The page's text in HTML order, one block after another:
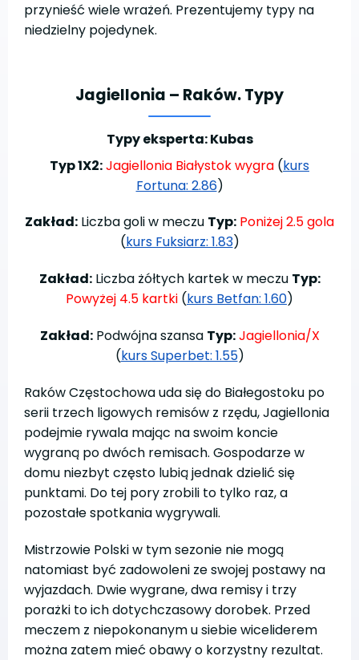
przynieść wiele wrażeń. Prezentujemy typy na
niedzielny pojedynek.
Jagiellonia – Raków. Typy
Typy eksperta: Kubas
Typ 1X2:Jagiellonia Białystok wygra (kurs
Fortuna: 2.86)
Zakład: Liczba goli w meczu Typ: Poniżej 2.5 gola
(kurs Fuksiarz: 1.83)
Zakład:Liczba żółtych kartek w meczu Typ:
Powyżej 4.5 kartki (kurs Betfan: 1.60)
Zakład:Podwójna szansa Typ:Jagiellonia/X
(kurs Superbet: 1.55)
Raków Częstochowa uda się do Białegostoku po
serii trzech ligowych remisów z rzędu, Jagiellonia
podejmie rywala mając na swoim koncie
wygraną po dwóch remisach. Gospodarze w
domu niezbyt często lubią jednak dzielić się
punktami. Do tej pory zrobili to tylko raz, a
pozostałe spotkania wygrywali.
Mistrzowie Polski w tym sezonie nie mogą
natomiast być zadowoleni ze swojej postawy na
wyjazdach. Dwie wygrane, dwa remisy i trzy
porażki to ich dotychczasowy dorobek. Przed
meczem z niepokonanym u siebie wiceliderem
można zatem mieć obawy o korzystny rezultat.